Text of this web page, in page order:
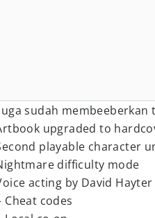
sudah membeeberkan
upgraded to
playable character
difficulty mode
acting by David Hayter
Cheat codes